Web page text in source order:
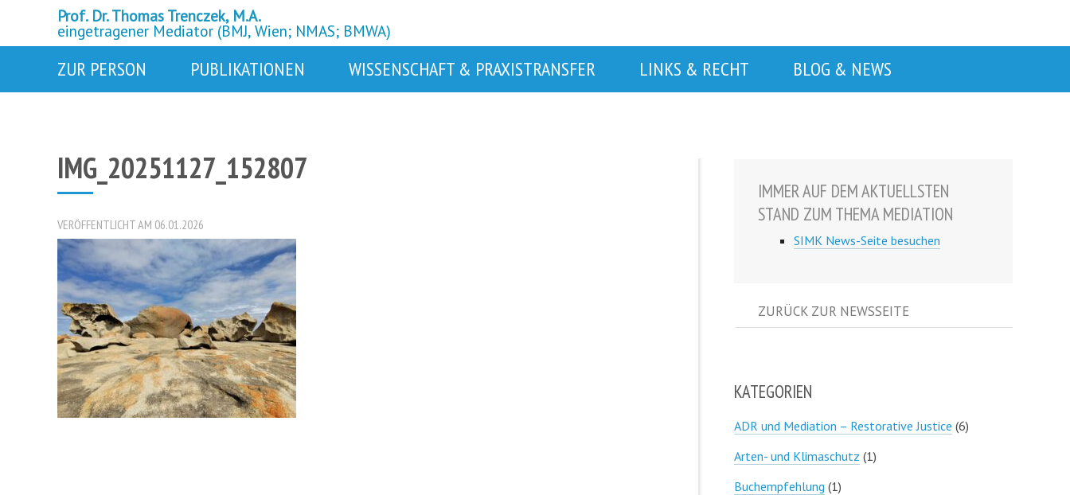
Prof. Dr. Thomas Trenczek, M.A.
eingetragener Mediator (BMJ, Wien; NMAS; BMWA)
ZUR PERSON PUBLIKATIONEN WISSENSCHAFT & PRAXISTRANSFER LINKS & RECHT BLOG & NEWS
IMG_20251127_152807
VERÖFFENTLICHT AM 06.01.2026
IMMER AUF DEM AKTUELLSTEN
STAND ZUM THEMA MEDIATION
SIMK News-Seite besuchen
ZURÜCK ZUR NEWSSEITE
KATEGORIEN
ADR und Mediation – Restorative Justice (6)
Arten- und Klimaschutz (1)
Buchempfehlung (1)